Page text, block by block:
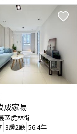
成家易
區虎林街
3房2廳 56.4年